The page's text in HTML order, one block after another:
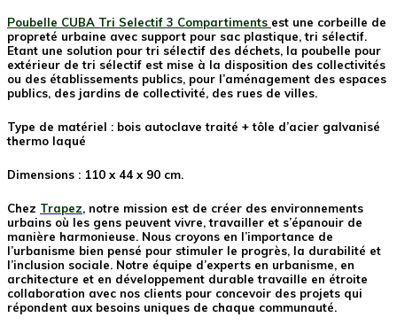
Poubelle CUBA Tri Selectif 3 Compartiments est une corbeille de
propreté urbaine avec support pour sac plastique, tri sélectif.
Etant une solution pour tri sélectif des déchets, la poubelle pour
extérieur de tri sélectif est mise à la disposition des collectivités
ou des établissements publics, pour l’aménagement des espaces
publics, des jardins de collectivité, des rues de villes.
Type de matériel : bois autoclave traité + tôle d’acier galvanisé
thermo laqué
Dimensions : 110 x 44 x 90 cm.
Chez Trapez, notre mission est de créer des environnements
urbains où les gens peuvent vivre, travailler et s’épanouir de
manière harmonieuse. Nous croyons en l’importance de
l’urbanisme bien pensé pour stimuler le progrès, la durabilité et
l’inclusion sociale. Notre équipe d’experts en urbanisme, en
architecture et en développement durable travaille en étroite
collaboration avec nos clients pour concevoir des projets qui
répondent aux besoins uniques de chaque communauté.